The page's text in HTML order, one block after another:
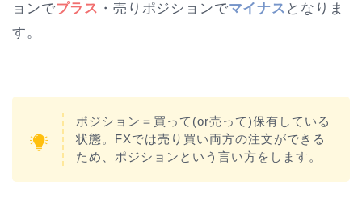
ョンでプラス ・売りポジションでマイナス となりま
す。
ポジション＝買って(or売って)保有している
状態。FXでは売り買い両方の注文ができる
ため、ポジションという言い方をします。